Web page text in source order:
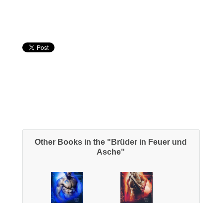
Other Books in the "Brüder in Feuer und
Asche"